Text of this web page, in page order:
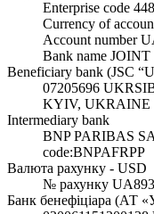
Enterprise code
Currency of
Account number
Bank name
Beneficiary bank (JSC
07205696
KYIV, UKRAINE
Intermediary bank
BNP PARIBAS
code:BNPAFRPP
Валюта рахунку - USD
№ рахунку
Банк бенефіціара